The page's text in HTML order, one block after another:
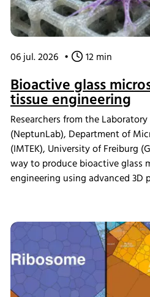
06 jul. 2026 • 12 min
Bioactive glass
tissue engineering
Researchers from the
(NeptunLab), Department of
(IMTEK), University of Freiburg
way to produce bioactive glass
engineering using advanced 3D
material demonstrated strong
were also shown to be
mesenchymal stromal cells and
differentiation, providing a new
scaffold design in tissue